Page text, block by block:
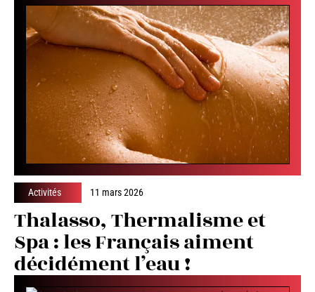
Activités 11 mars 2026
Thalasso, Thermalisme et
Spa : les Français aiment
décidément l’eau !